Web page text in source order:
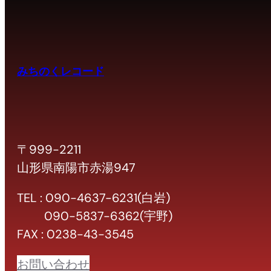
みちのくレコード
〒999-2211
山形県南陽市赤湯947
TEL : 090-4637-6231(白岩)
090-5837-6362(宇野)
FAX : 0238-43-3545
お問い合わせ